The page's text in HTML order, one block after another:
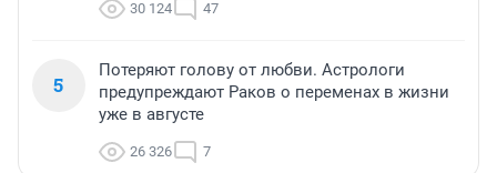
30 124 47
5
Потеряют голову от любви. Астрологи
предупреждают Раков о переменах в жизни
уже в августе
26 326 7